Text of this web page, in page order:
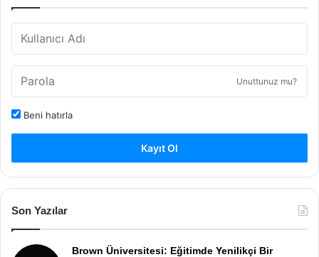
Unuttunuz mu?
Beni hatırla
Kayıt Ol
Son Yazılar
Brown Üniversitesi: Eğitimde Yenilikçi Bir